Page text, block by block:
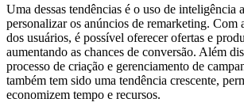
Uma dessas tendências é o uso de inteligência
personalizar os anúncios de remarketing. Com
dos usuários, é possível oferecer ofertas e
aumentando as chances de conversão. Além
processo de criação e gerenciamento de
também tem sido uma tendência crescente,
economizem tempo e recursos.